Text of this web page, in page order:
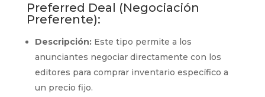
Preferred Deal (Negociación
Preferente):
Descripción:Este tipo permite a los
anunciantes negociar directamente con los
editores para comprar inventario específico a
un precio fijo.